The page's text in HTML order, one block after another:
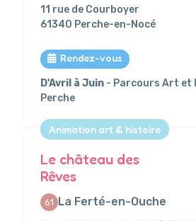
11 rue de Courboyer
61340 Perche-en-Nocé
Rendez-vous
D'Avril à Juin - Parcours Art et
Perche
Animation art & histoire
Le château des
Rêves
61 La Ferté-en-Ouche